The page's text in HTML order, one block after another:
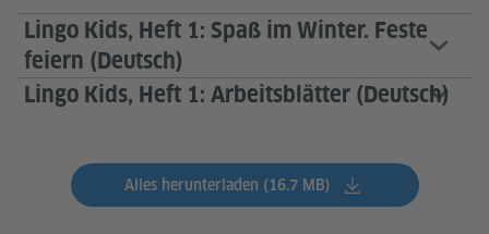
Lingo Kids, Heft 1: Spaß im Winter. Feste
feiern (Deutsch)
Lingo Kids, Heft 1: Arbeitsblätter (Deutsch)
Alles herunterladen (16.7 MB)